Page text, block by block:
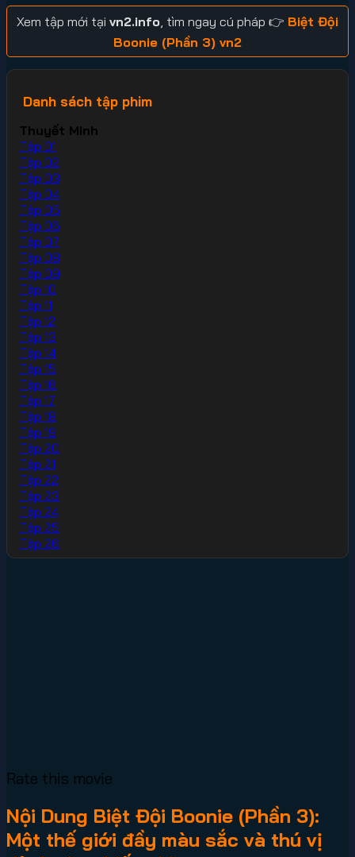
Xem tập mới tại vn2.info , tìm ngay cú pháp 👉 Biệt Đội
Boonie (Phần 3) vn2
Danh sách tập phim
Thuyết Minh
Tập 01
Tập 02
Tập 03
Tập 04
Tập 05
Tập 06
Tập 07
Tập 08
Tập 09
Tập 10
Tập 11
Tập 12
Tập 13
Tập 14
Tập 15
Tập 16
Tập 17
Tập 18
Tập 19
Tập 20
Tập 21
Tập 22
Tập 23
Tập 24
Tập 25
Tập 26
Rate this movie
Nội Dung Biệt Đội Boonie (Phần 3):
Một thế giới đầy màu sắc và thú vị